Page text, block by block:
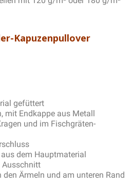
Kapuzenpullover
gefüttert
mit Endkappe aus Metall
und im Fischgräten-
dem Hauptmaterial
Ärmeln und am unteren Rand